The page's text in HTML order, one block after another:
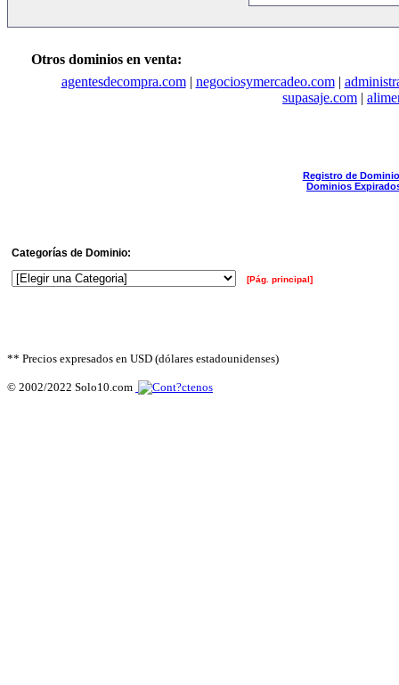
Otros dominios en venta:
agentesdecompra.com| negociosymercadeo.com|
supasaje.com |
Registro de
Dominios
Categorías de Dominio:
[Pág. principal]
** Precios expresados en USD (dólares estadounidenses)
© 2002/2022 Solo10.com